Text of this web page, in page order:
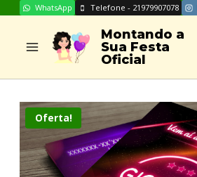
Skip
content
WhatsApp Telefone - 21979907078
Montando a
Sua Festa
Oficial
Oferta!